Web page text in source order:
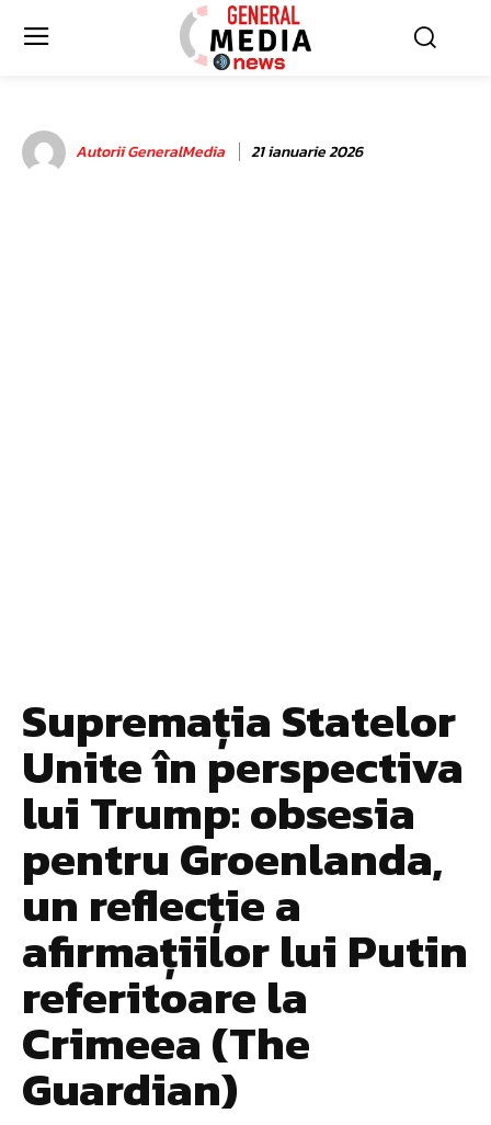
Autorii GeneralMedia 21 ianuarie 2026
Supremația Statelor
Unite în perspectiva
lui Trump: obsesia
pentru Groenlanda,
un reflecție a
afirmațiilor lui Putin
referitoare la
Crimeea (The
Guardian)